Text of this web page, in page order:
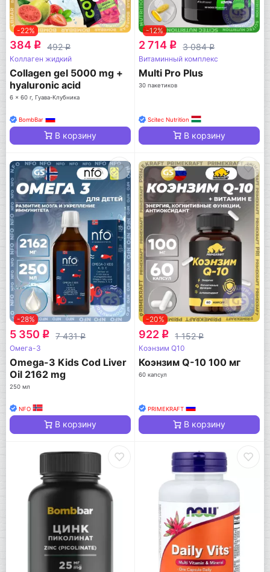
-22%
384 q 492q
Коллаген жидкий
Collagen gel 5000 mg +
hyaluronic acid
6 x 60 г, Гуава-Клубника
BombBar
В корзину
-12%
2 714 q 3 084q
Витаминный комплекс
Multi Pro Plus
30 пакетиков
Scitec Nutrition
В корзину
-28%
5 350 q 7 431q
Омега-3
Omega-3 Kids Cod Liver
Oil 2162 mg
250 мл
NFO
В корзину
-20%
922 q 1 152q
Коэнзим Q10
Коэнзим Q-10 100 мг
60 капсул
PRIMEKRAFT
В корзину